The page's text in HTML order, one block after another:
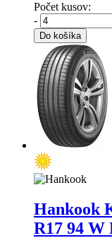
Počet kusov:
-
Do košíka
Hankook
R17 94 W